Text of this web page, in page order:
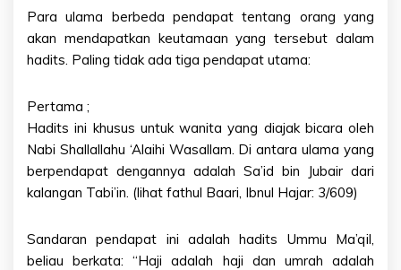
Para ulama berbeda pendapat tentang orang yang
akan mendapatkan keutamaan yang tersebut dalam
hadits. Paling tidak ada tiga pendapat utama:
Pertama ;
Hadits ini khusus untuk wanita yang diajak bicara oleh
Nabi Shallallahu ‘Alaihi Wasallam. Di antara ulama yang
berpendapat dengannya adalah Sa’id bin Jubair dari
kalangan Tabi’in. (lihat fathul Baari, Ibnul Hajar: 3/609)
Sandaran pendapat ini adalah hadits Ummu Ma’qil,
beliau berkata: “Haji adalah haji dan umrah adalah